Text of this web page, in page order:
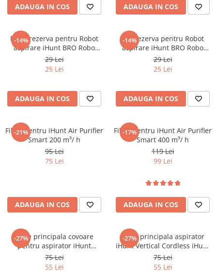
Oală sub Presiune
Grătar Grill
Gătit cu Aburi
Blender
Aparate de Cafea
Friteuze Aer Cald / Air Fryer
Mașini de Spălat Vase
Roboți Aspirator
Roboți Geamuri
Roboți Gradină
Roboți Piscină
Accesorii Consumabile
ADAUGA IN COS ADAUGA IN COS
-14%
Filtru rezerva pentru Robot
aspirare iHunt BRO Robo
Clean V9
29 Lei
25 Lei
ADAUGA IN COS
-14%
Sac rezerva pentru Robot
aspirare iHunt BRO Robo
Clean V9
29 Lei
25 Lei
ADAUGA IN COS
-21%
Filtru pentru iHunt Air Purifier
Smart 200 m³/ h
95 Lei
75 Lei
ADAUGA IN COS
-17%
Filtru pentru iHunt Air Purifier
Smart 400 m³/ h
119 Lei
99 Lei
ADAUGA IN COS
-27%
Perie principala covoare
pentru aspirator iHunt
Vertical Cordless iHunt
Cyclonic Power
75 Lei
55 Lei
-27%
Perie principala aspirator
iHunt Vertical Cordless iHunt
Cyclonic Power
75 Lei
55 Lei